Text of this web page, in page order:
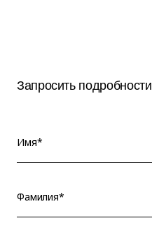
Запросить подробности
Имя*
Фамилия*